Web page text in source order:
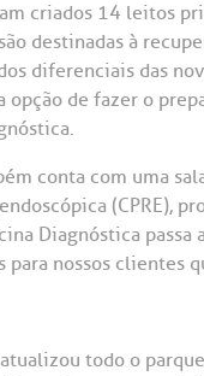
criados 14 leitos
destinadas à
diferenciais das
de fazer o
conta com uma
(CPRE),
Diagnóstica
para nossos clientes
todo o